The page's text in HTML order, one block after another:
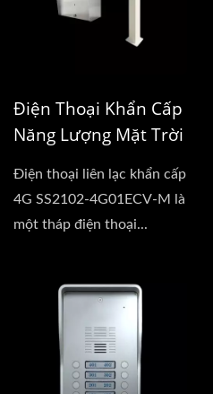
Điện Thoại Khẩn Cấp
Năng Lượng Mặt Trời
Điện thoại liên lạc khẩn cấp
4G SS2102-4G01ECV-M là
một tháp điện thoại...